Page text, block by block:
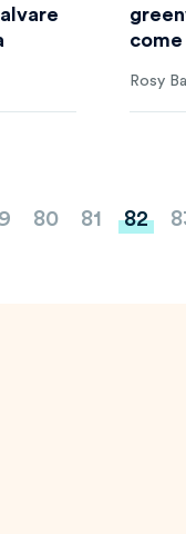
Rosy
80 81 82